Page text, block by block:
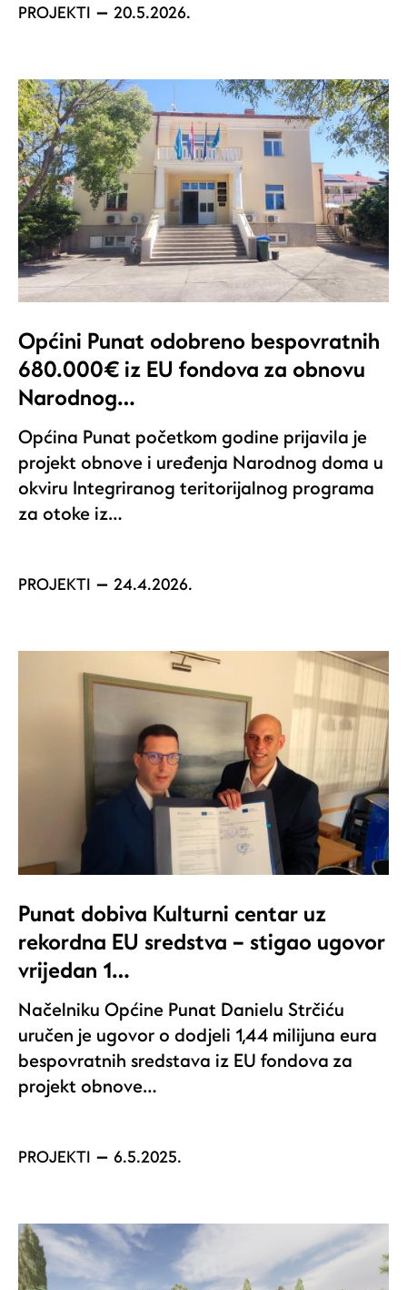
PROJEKTI 20.5.2026.
Općini Punat odobreno bespovratnih
680.000€ iz EU fondova za obnovu
Narodnog…
Općina Punat početkom godine prijavila je
projekt obnove i uređenja Narodnog doma u
okviru Integriranog teritorijalnog programa
za otoke iz…
PROJEKTI 24.4.2026.
Punat dobiva Kulturni centar uz
rekordna EU sredstva – stigao ugovor
vrijedan 1…
Načelniku Općine Punat Danielu Strčiću
uručen je ugovor o dodjeli 1,44 milijuna eura
bespovratnih sredstava iz EU fondova za
projekt obnove…
PROJEKTI 6.5.2025.